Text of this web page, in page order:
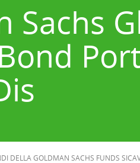
Sachs
DELLA GOLDMAN SACHS FUNDS